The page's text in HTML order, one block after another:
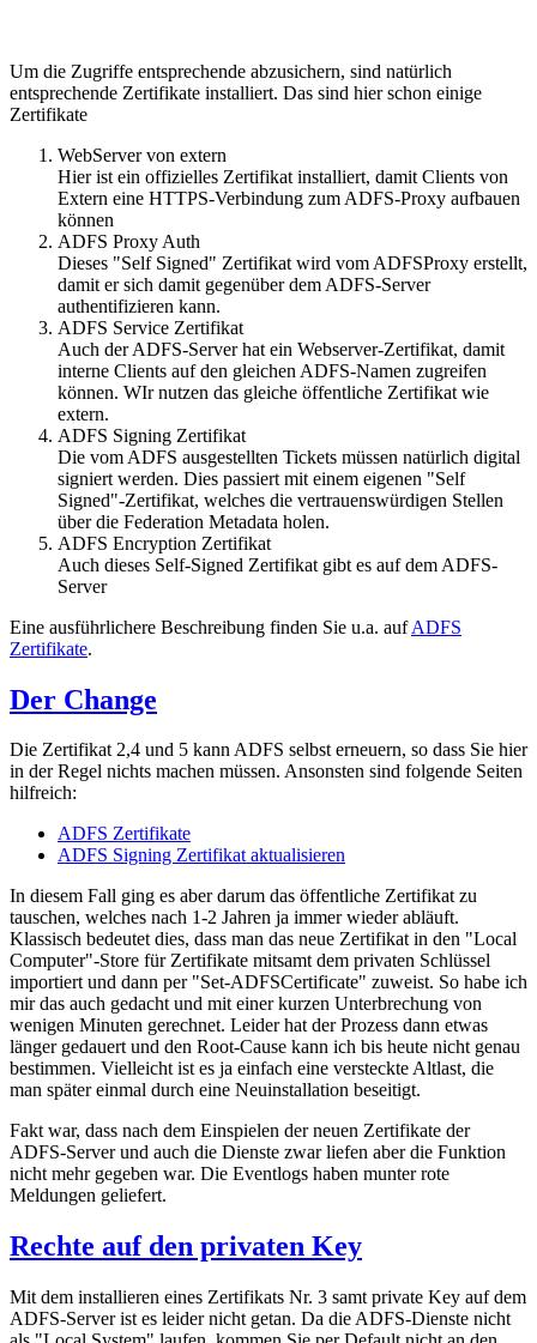
Um die Zugriffe entsprechende abzusichern, sind natürlich
entsprechende Zertifikate installiert. Das sind hier schon einige
Zertifikate
WebServer von extern
Hier ist ein offizielles Zertifikat installiert, damit Clients von
Extern eine HTTPS-Verbindung zum ADFS-Proxy aufbauen
können
ADFS Proxy Auth
Dieses "Self Signed" Zertifikat wird vom ADFSProxy erstellt,
damit er sich damit gegenüber dem ADFS-Server
authentifizieren kann.
ADFS Service Zertifikat
Auch der ADFS-Server hat ein Webserver-Zertifikat, damit
interne Clients auf den gleichen ADFS-Namen zugreifen
können. WIr nutzen das gleiche öffentliche Zertifikat wie
extern.
ADFS Signing Zertifikat
Die vom ADFS ausgestellten Tickets müssen natürlich digital
signiert werden. Dies passiert mit einem eigenen "Self
Signed"-Zertifikat, welches die vertrauenswürdigen Stellen
über die Federation Metadata holen.
ADFS Encryption Zertifikat
Auch dieses Self-Signed Zertifikat gibt es auf dem ADFS-
Server
Eine ausführlichere Beschreibung finden Sie u.a. aufADFS
Zertifikate.
Der Change
Die Zertifikat 2,4 und 5 kann ADFS selbst erneuern, so dass Sie hier
in der Regel nichts machen müssen. Ansonsten sind folgende Seiten
hilfreich:
ADFS Zertifikate
ADFS Signing Zertifikat aktualisieren
In diesem Fall ging es aber darum das öffentliche Zertifikat zu
tauschen, welches nach 1-2 Jahren ja immer wieder abläuft.
Klassisch bedeutet dies, dass man das neue Zertifikat in den "Local
Computer"-Store für Zertifikate mitsamt dem privaten Schlüssel
importiert und dann per "Set-ADFSCertificate" zuweist. So habe ich
mir das auch gedacht und mit einer kurzen Unterbrechung von
wenigen Minuten gerechnet. Leider hat der Prozess dann etwas
länger gedauert und den Root-Cause kann ich bis heute nicht genau
bestimmen. Vielleicht ist es ja einfach eine versteckte Altlast, die
man später einmal durch eine Neuinstallation beseitigt.
Fakt war, dass nach dem Einspielen der neuen Zertifikate der
ADFS-Server und auch die Dienste zwar liefen aber die Funktion
nicht mehr gegeben war. Die Eventlogs haben munter rote
Meldungen geliefert.
Rechte auf den privaten Key
Mit dem installieren eines Zertifikats Nr. 3 samt private Key auf dem
ADFS-Server ist es leider nicht getan. Da die ADFS-Dienste nicht